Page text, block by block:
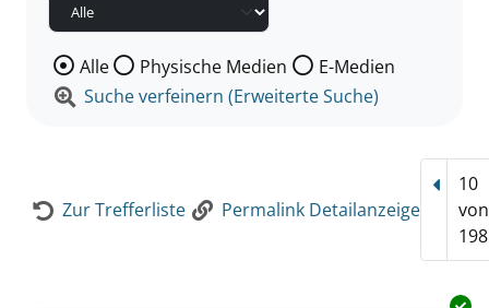
Wählen Sie die Medienart nach der Sie suchen wollen.
Alle Physische Medien
E-Medien
Suche verfeinern (Erweiterte Suche)
Zur Trefferliste Permalink Detailanzeige
10
von
198